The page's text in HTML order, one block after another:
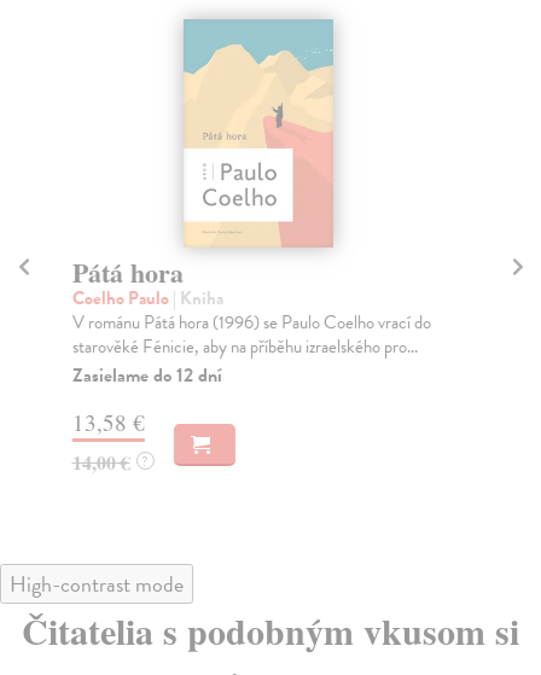
Pátá hora
Coelho Paulo| Kniha
V románu Pátá hora (1996) se Paulo Coelho vrací do
starověké Fénicie, aby na příběhu izraelského pro...
Zasielame do 12 dní
13,58 €
14,00 € ?
High-contrast mode
Čitatelia s podobným vkusom si